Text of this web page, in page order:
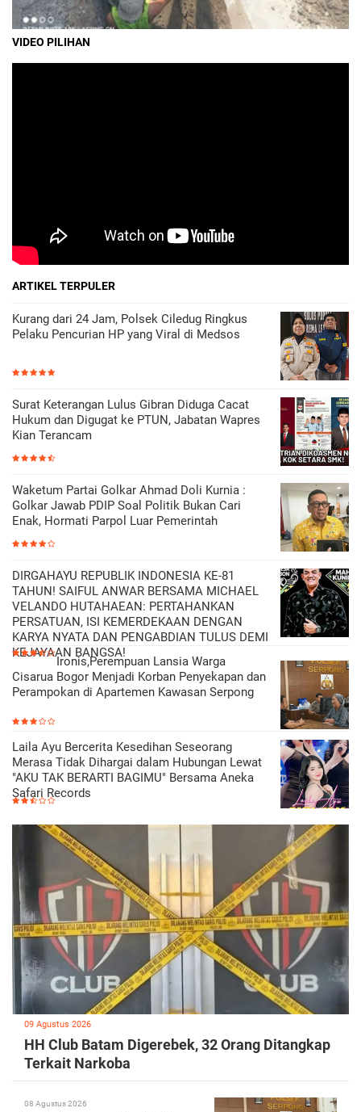
VIDEO PILIHAN
ARTIKEL TERPULER
Kurang dari 24 Jam, Polsek Ciledug Ringkus
Pelaku Pencurian HP yang Viral di Medsos
Surat Keterangan Lulus Gibran Diduga Cacat
Hukum dan Digugat ke PTUN, Jabatan Wapres
Kian Terancam
Waketum Partai Golkar Ahmad Doli Kurnia :
Golkar Jawab PDIP Soal Politik Bukan Cari
Enak, Hormati Parpol Luar Pemerintah
DIRGAHAYU REPUBLIK INDONESIA KE-81
TAHUN! SAIFUL ANWAR BERSAMA MICHAEL
VELANDO HUTAHAEAN: PERTAHANKAN
PERSATUAN, ISI KEMERDEKAAN DENGAN
KARYA NYATA DAN PENGABDIAN TULUS DEMI
KEJAYAAN BANGSA!
Ironis,Perempuan Lansia Warga
Cisarua Bogor Menjadi Korban Penyekapan dan
Perampokan di Apartemen Kawasan Serpong
Laila Ayu Bercerita Kesedihan Seseorang
Merasa Tidak Dihargai dalam Hubungan Lewat
"AKU TAK BERARTI BAGIMU" Bersama Aneka
Safari Records
09 Agustus 2026
HH Club Batam Digerebek, 32 Orang Ditangkap
Terkait Narkoba
08 Agustus 2026